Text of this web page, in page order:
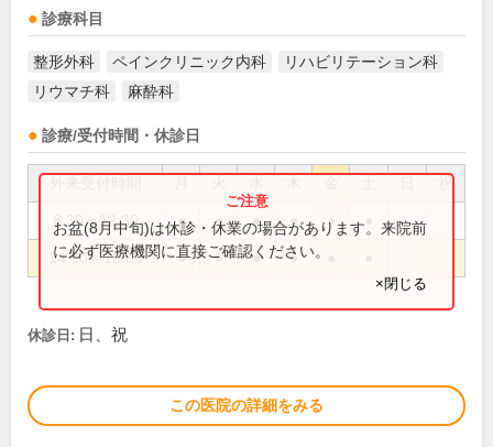
診療科目
整形外科 ペインクリニック内科
リハビリテーション科
リウマチ科
麻酔科
診療/受付時間・休診日
祝
8:30～12:30 ● ● ● ● ●
14:00～18:00 ● ● ● ●
お盆(8月中旬)は休診・休業の場合があります。来院前
に必ず医療機関に直接ご確認ください。
×閉じる
休診日: 日、祝
この医院の詳細をみる